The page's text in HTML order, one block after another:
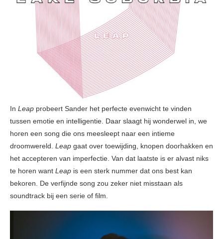
In Leap probeert Sander het perfecte evenwicht te vinden
tussen emotie en intelligentie. Daar slaagt hij wonderwel in, we
horen een song die ons meesleept naar een intieme
droomwereld. Leap gaat over toewijding, knopen doorhakken en
het accepteren van imperfectie. Van dat laatste is er alvast niks
te horen want Leap is een sterk nummer dat ons best kan
bekoren. De verfijnde song zou zeker niet misstaan als
soundtrack bij een serie of film.